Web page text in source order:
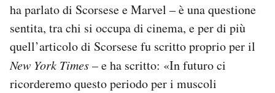
ha parlato di Scorsese e Marvel – è una questione
sentita, tra chi si occupa di cinema, e per di più
quell’articolo di Scorsese fu scritto proprio per il
New York Times– e ha scritto: «In futuro ci
ricorderemo questo periodo per i muscoli